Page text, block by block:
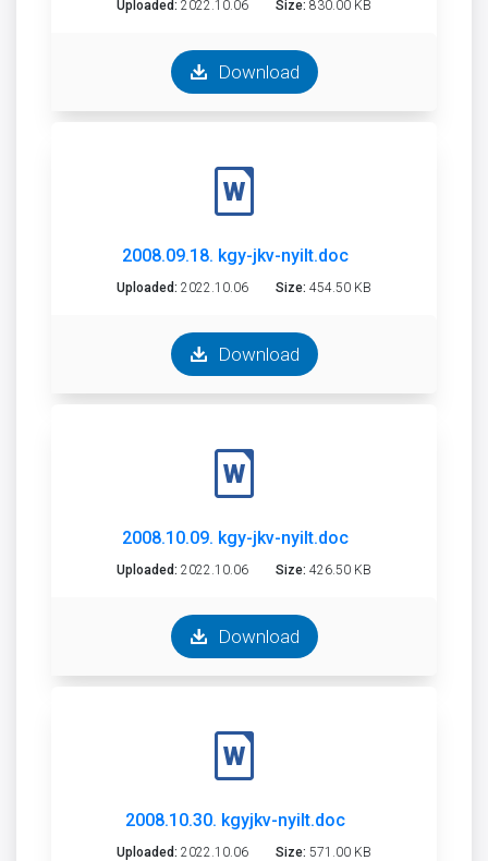
Uploaded: 2022.10.06 Size: 830.00 KB
Download
2008.09.18. kgy-jkv-nyilt.doc
Uploaded: 2022.10.06 Size: 454.50 KB
Download
2008.10.09. kgy-jkv-nyilt.doc
Uploaded: 2022.10.06 Size: 426.50 KB
Download
2008.10.30. kgyjkv-nyilt.doc
Uploaded: 2022.10.06 Size: 571.00 KB